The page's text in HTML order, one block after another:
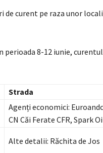
curent pe raza unor
8-12 iunie,
Strada
Agenți economici:
CN Căi Ferate CFR, Spark
Alte detalii: Răchita de Jos